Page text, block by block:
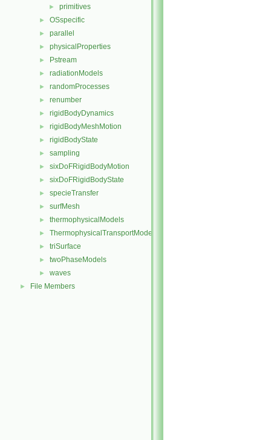
► primitives
► OSspecific
► parallel
► physicalProperties
► Pstream
► radiationModels
► randomProcesses
► renumber
► rigidBodyDynamics
► rigidBodyMeshMotion
► rigidBodyState
► sampling
► sixDoFRigidBodyMotion
► sixDoFRigidBodyState
► specieTransfer
► surfMesh
► thermophysicalModels
► ThermophysicalTransportModels
► triSurface
► twoPhaseModels
► waves
► File Members